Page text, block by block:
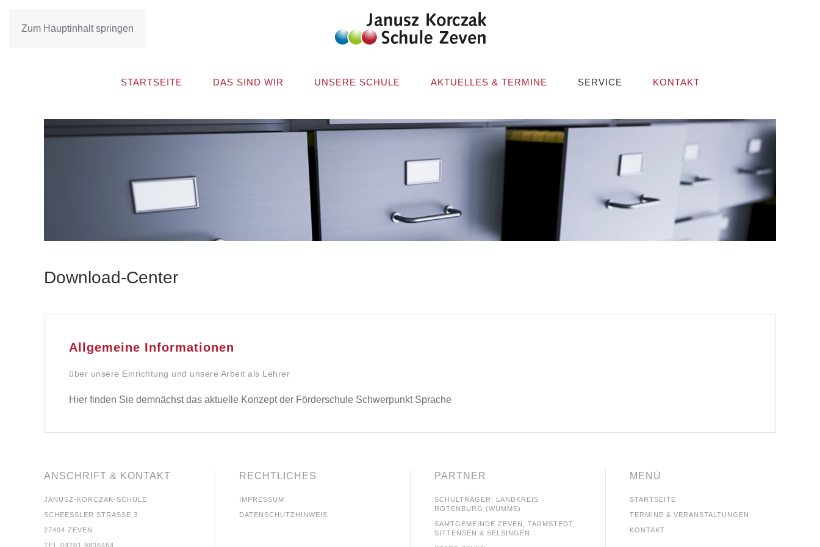
Zum Hauptinhalt springen
STARTSEITE DAS SIND WIR UNSERE SCHULE AKTUELLES & TERMINE SERVICE KONTAKT
Download-Center
Allgemeine Informationen
über unsere Einrichtung und unsere Arbeit als Lehrer
Hier finden Sie demnächst das aktuelle Konzept der Förderschule Schwerpunkt Sprache
ANSCHRIFT & KONTAKT
JANUSZ-KORCZAK-SCHULE
SCHEESSLER STRASSE 3
27404 ZEVEN
TEL 04281 9836464
RECHTLICHES
IMPRESSUM
DATENSCHUTZHINWEIS
PARTNER
SCHULTRÄGER: LANDKREIS
ROTENBURG (WÜMME)
SAMTGEMEINDE ZEVEN, TARMSTEDT,
SITTENSEN & SELSINGEN
MENÜ
STARTSEITE
TERMINE & VERANSTALTUNGEN
KONTAKT